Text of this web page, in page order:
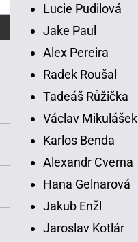
Lucie Pudilová
Jake Paul
Alex Pereira
Radek Roušal
Tadeáš Růžička
Václav Mikulášek
Karlos Benda
Alexandr Cverna
Hana Gelnarová
Jakub Enžl
Jaroslav Kotlár